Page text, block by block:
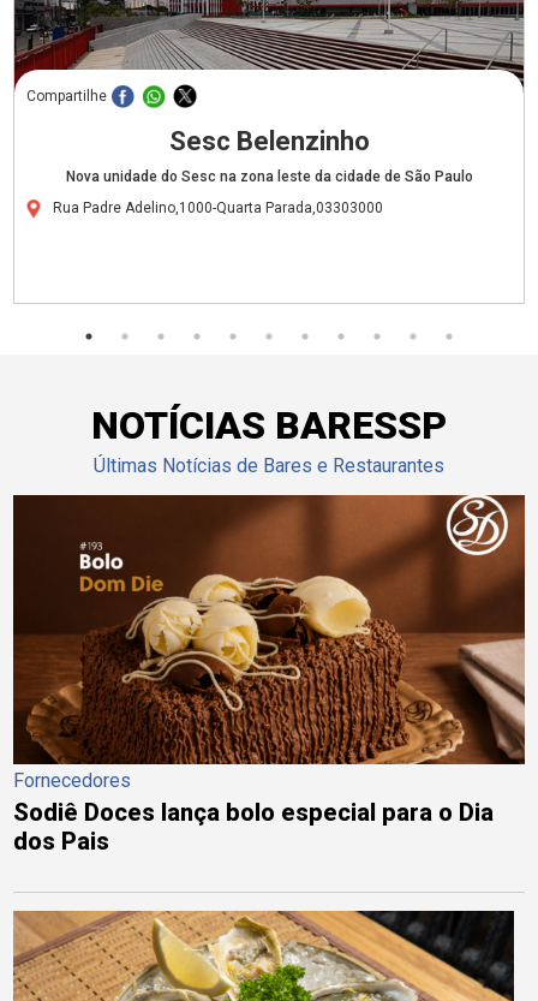
Compartilhe
Sesc Belenzinho
Nova unidade do Sesc na zona leste da cidade de São Paulo
Rua Padre Adelino,1000-Quarta Parada,03303000
NOTÍCIAS BARESSP
Últimas Notícias de Bares e Restaurantes
Fornecedores
Sodiê Doces lança bolo especial para o Dia
dos Pais